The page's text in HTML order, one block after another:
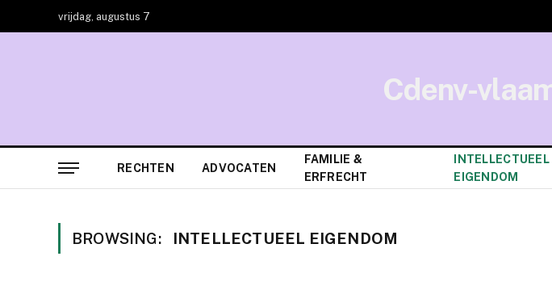
vrijdag, augustus 7
Cdenv-
RECHTEN ADVOCATEN
FAMILIE &
ERFRECHT
INTELLECTUEEL
EIGENDOM
BROWSING: INTELLECTUEEL EIGENDOM